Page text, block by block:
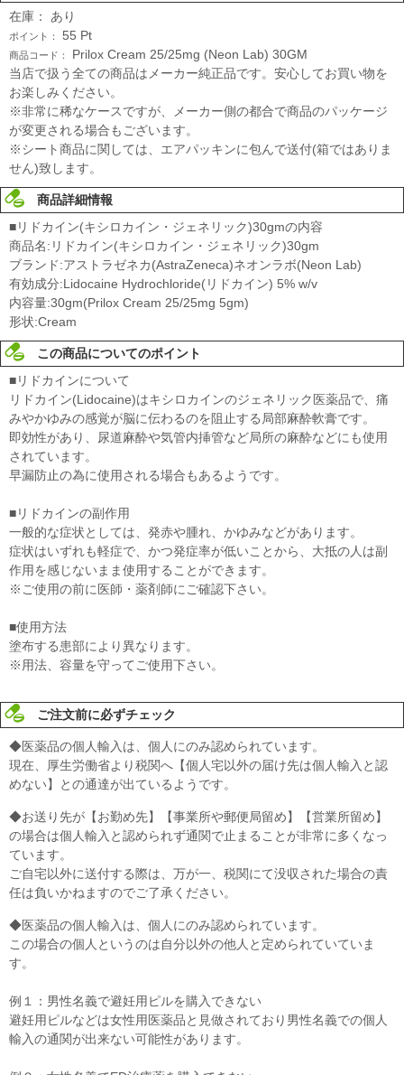
在庫： あり
ポイント： 55 Pt
商品コード：
Prilox Cream 25/25mg (Neon Lab) 30GM
当店で扱う全ての商品はメーカー純正品です。安心してお買い物を
お楽しみください。
※非常に稀なケースですが、メーカー側の都合で商品のパッケージ
が変更される場合もございます。
※シート商品に関しては、エアパッキンに包んで送付(箱ではありま
せん)致します。
商品詳細情報
■リドカイン(キシロカイン・ジェネリック)30gmの内容
商品名:リドカイン(キシロカイン・ジェネリック)30gm
ブランド:アストラゼネカ(AstraZeneca)ネオンラボ(Neon Lab)
有効成分:Lidocaine Hydrochloride(リドカイン) 5% w/v
内容量:30gm(Prilox Cream 25/25mg 5gm)
形状:Cream
この商品についてのポイント
■リドカインについて
リドカイン(Lidocaine)はキシロカインのジェネリック医薬品で、痛
みやかゆみの感覚が脳に伝わるのを阻止する局部麻酔軟膏です。
即効性があり、尿道麻酔や気管内挿管など局所の麻酔などにも使用
されています。
早漏防止の為に使用される場合もあるようです。
■リドカインの副作用
一般的な症状としては、発赤や腫れ、かゆみなどがあります。
症状はいずれも軽症で、かつ発症率が低いことから、大抵の人は副
作用を感じないまま使用することができます。
※ご使用の前に医師・薬剤師にご確認下さい。
■使用方法
塗布する患部により異なります。
※用法、容量を守ってご使用下さい。
ご注文前に必ずチェック
◆医薬品の個人輸入は、個人にのみ認められています。
現在、厚生労働省より税関へ【個人宅以外の届け先は個人輸入と認
めない】との通達が出ているようです。
◆お送り先が【お勤め先】【事業所や郵便局留め】【営業所留め】
の場合は個人輸入と認められず通関で止まることが非常に多くなっ
ています。
ご自宅以外に送付する際は、万が一、税関にて没収された場合の責
任は負いかねますのでご了承ください。
◆医薬品の個人輸入は、個人にのみ認められています。
この場合の個人というのは自分以外の他人と定められていていま
す。
例１：男性名義で避妊用ピルを購入できない
避妊用ピルなどは女性用医薬品と見做されており男性名義での個人
輸入の通関が出来ない可能性があります。